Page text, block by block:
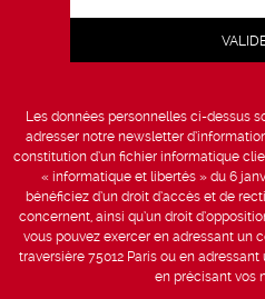
Les données personnelles ci-dessus
adresser notre newsletter
constitution d’un fichier informatique
« informatique et libertés » du 6
bénéficiez d’un droit d’accès et de
concernent, ainsi qu’un droit
vous pouvez exercer en adressant un
traversière 75012 Paris ou en
en précisant vos